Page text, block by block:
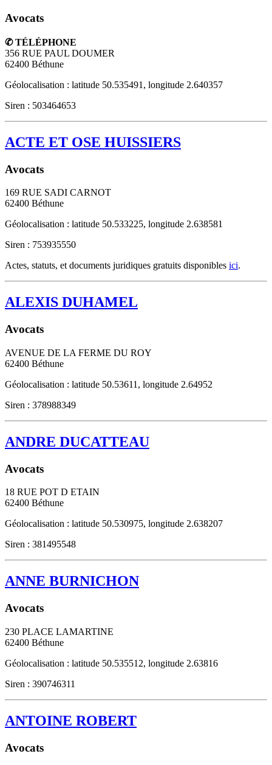
Avocats
✆ TÉLÉPHONE
356 RUE PAUL DOUMER
62400 Béthune
Géolocalisation : latitude 50.535491, longitude 2.640357
Siren : 503464653
ACTE ET OSE HUISSIERS
Avocats
169 RUE SADI CARNOT
62400 Béthune
Géolocalisation : latitude 50.533225, longitude 2.638581
Siren : 753935550
Actes, statuts, et documents juridiques gratuits disponibles ici.
ALEXIS DUHAMEL
Avocats
AVENUE DE LA FERME DU ROY
62400 Béthune
Géolocalisation : latitude 50.53611, longitude 2.64952
Siren : 378988349
ANDRE DUCATTEAU
Avocats
18 RUE POT D ETAIN
62400 Béthune
Géolocalisation : latitude 50.530975, longitude 2.638207
Siren : 381495548
ANNE BURNICHON
Avocats
230 PLACE LAMARTINE
62400 Béthune
Géolocalisation : latitude 50.535512, longitude 2.63816
Siren : 390746311
ANTOINE ROBERT
Avocats